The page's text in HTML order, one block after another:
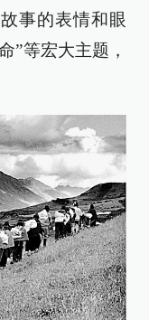
事的表情和眼
”等宏大主题，